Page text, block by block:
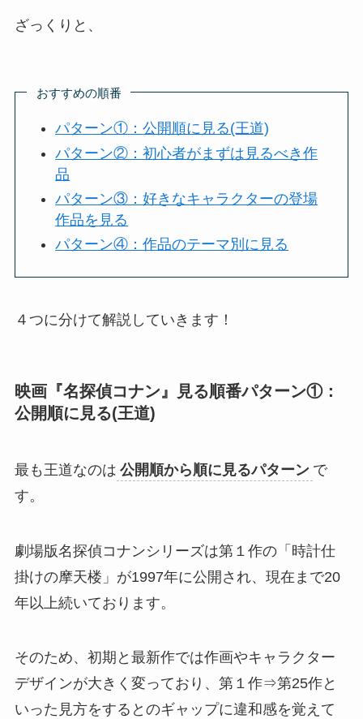
ざっくりと、
おすすめの順番
パターン①：公開順に見る(王道)
パターン②：初心者がまずは見るべき作
品
パターン③：好きなキャラクターの登場
作品を見る
パターン④：作品のテーマ別に見る
４つに分けて解説していきます！
映画『名探偵コナン』見る順番パターン①：
公開順に見る(王道)
最も王道なのは 公開順から順に見るパターン で
す。
劇場版名探偵コナンシリーズは第１作の「時計仕
掛けの摩天楼」が1997年に公開され、現在まで20
年以上続いております。
そのため、初期と最新作では作画やキャラクター
デザインが大きく変っており、第１作⇒第25作と
いった見方をするとのギャップに違和感を覚えて